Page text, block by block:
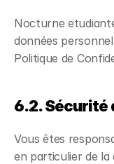
Nocturne
données
Politique de
6.2. Sécurité
Vous êtes
en particulier de